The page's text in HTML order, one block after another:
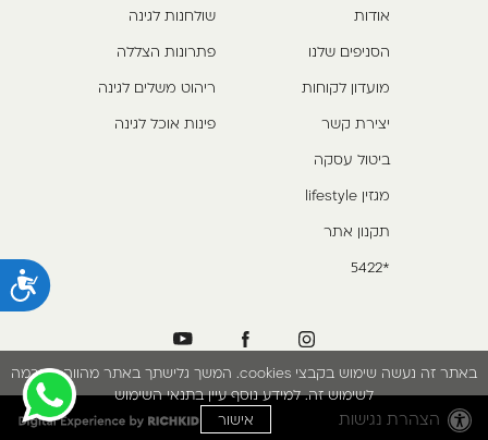
באתר זה נעשה שימוש בקבצי cookies. המשך גלישתך באתר מהווה הסכמה
לשימוש זה. למידע נוסף עיין בתנאי השימוש
אישור
אודות
הסניפים שלנו
מועדון לקוחות
יצירת קשר
ביטול עסקה
מגזין lifestyle
תקנון אתר
*5422
שולחנות לגינה
פתרונות הצללה
ריהוט משלים לגינה
פינות אוכל לגינה
הצהרת נגישות